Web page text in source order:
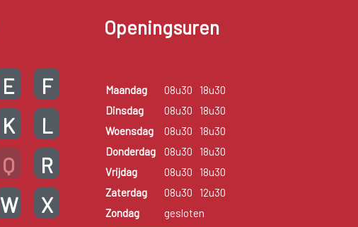
E
F
K
L
Q
R
W
X
Openingsuren
Maandag 08u30
18u30
Dinsdag
08u30
18u30
Woensdag
08u30
18u30
Donderdag
08u30
18u30
Vrijdag
08u30
18u30
Zaterdag
08u30
12u30
Zondag
gesloten